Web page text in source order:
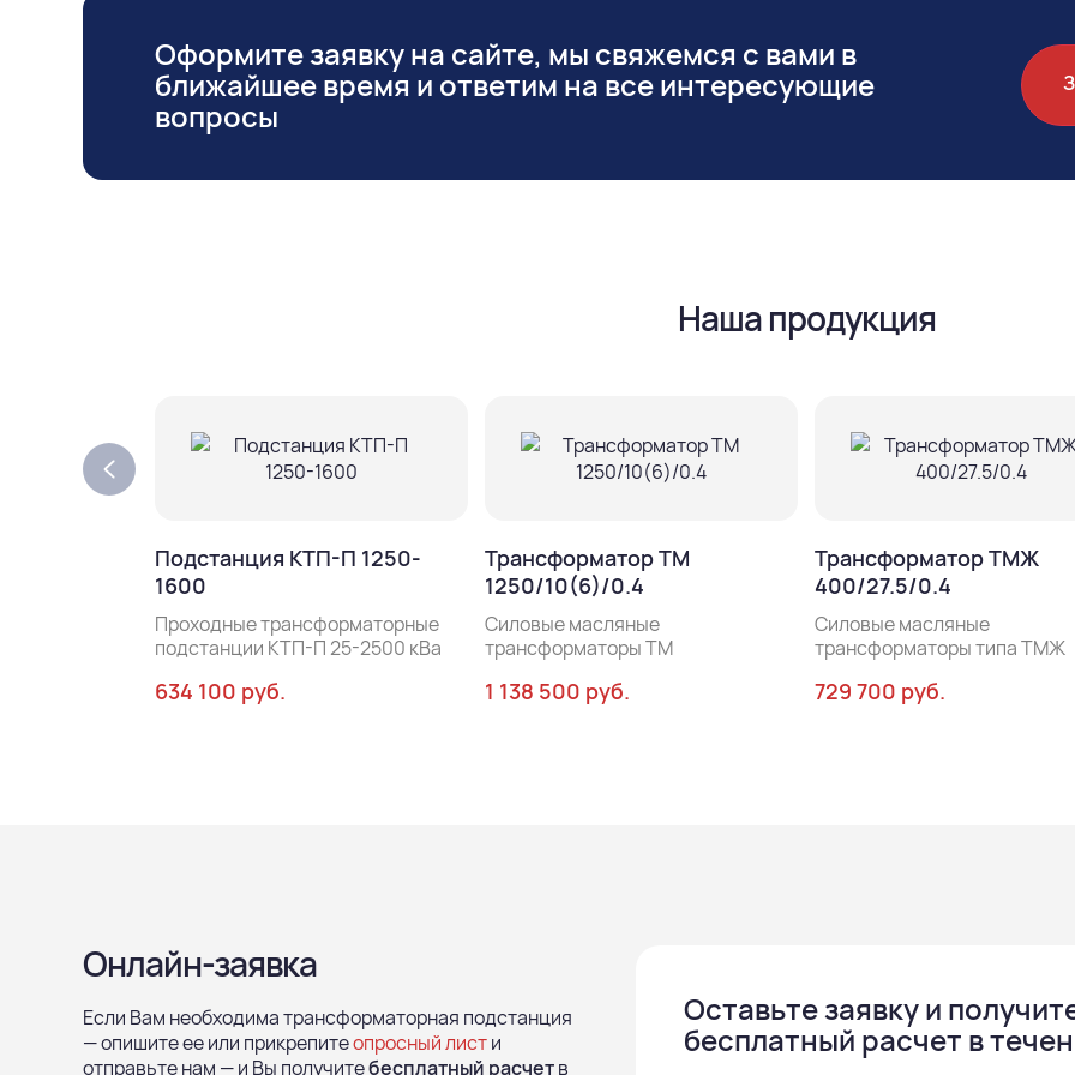
Оформите заявку на сайте, мы свяжемся с вами в
ближайшее время и ответим на все интересующие
вопросы
Наша продукция
Подстанция КТП-П 1250-
1600
Проходные трансформаторные
подстанции КТП-П 25-2500 кВа
634 100 руб.
Трансформатор ТМ
1250/10(6)/0.4
Силовые масляные
трансформаторы ТМ
1 138 500 руб.
Трансформатор ТМЖ
400/27.5/0.4
Силовые масляные
трансформаторы типа ТМЖ
729 700 руб.
Онлайн-заявка
Если Вам необходима трансформаторная подстанция
— опишите ее или прикрепитеопросный листи
отправьте нам — и Вы получитебесплатный расчетв
Оставьте заявку и
бесплатный расчет в